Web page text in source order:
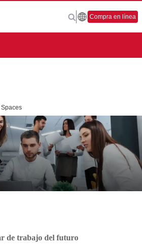
Compra en línea
Spaces
de trabajo del futuro